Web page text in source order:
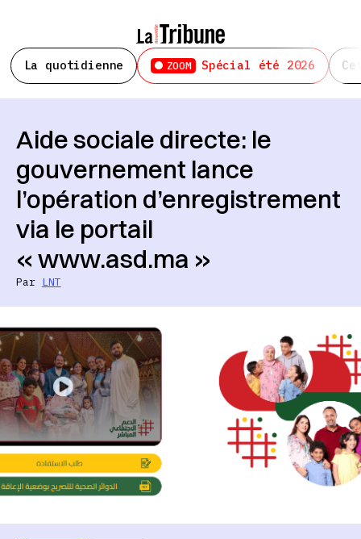
La quotidienne ZOOM Spécial été 2026
Aide sociale directe: le
gouvernement lance
l’opération d’enregistrement
via le portail
« www.asd.ma »
Par LNT